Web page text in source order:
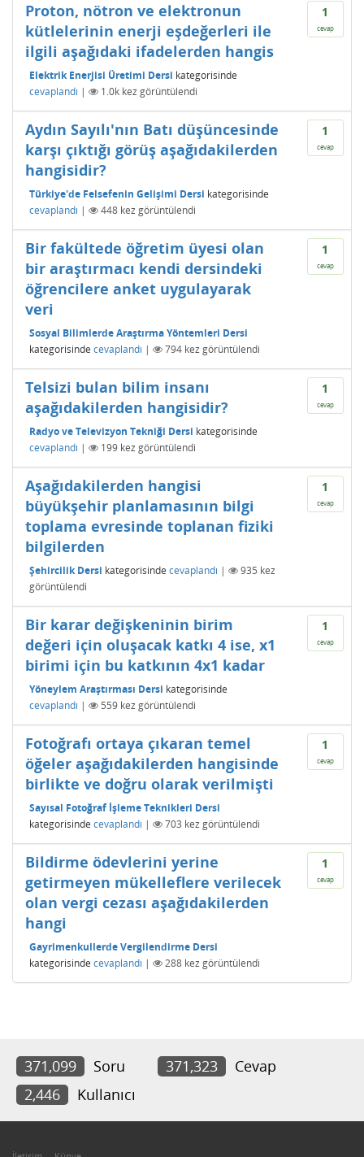
1
cevap
Proton, nötron ve elektronun
kütlelerinin enerji eşdeğerleri ile
ilgili aşağıdaki ifadelerden hangis
Elektrik Enerjisi Üretimi Dersi kategorisinde
cevaplandı | 1.0k kez görüntülendi
1
cevap
Aydın Sayılı'nın Batı düşüncesinde
karşı çıktığı görüş aşağıdakilerden
hangisidir?
Türkiye'de Felsefenin Gelişimi Dersi kategorisinde
cevaplandı | 448 kez görüntülendi
1
cevap
Bir fakültede öğretim üyesi olan
bir araştırmacı kendi dersindeki
öğrencilere anket uygulayarak
veri
Sosyal Bilimlerde Araştırma Yöntemleri Dersi
kategorisinde cevaplandı | 794 kez görüntülendi
1
cevap
Telsizi bulan bilim insanı
aşağıdakilerden hangisidir?
Radyo ve Televizyon Tekniği Dersi kategorisinde
cevaplandı | 199 kez görüntülendi
1
cevap
Aşağıdakilerden hangisi
büyükşehir planlamasının bilgi
toplama evresinde toplanan fiziki
bilgilerden
Şehircilik Dersi kategorisinde cevaplandı | 935 kez
görüntülendi
1
cevap
Bir karar değişkeninin birim
değeri için oluşacak katkı 4 ise, x1
birimi için bu katkının 4x1 kadar
Yöneylem Araştırması Dersi kategorisinde
cevaplandı | 559 kez görüntülendi
1
cevap
Fotoğrafı ortaya çıkaran temel
öğeler aşağıdakilerden hangisinde
birlikte ve doğru olarak verilmişti
Sayısal Fotoğraf İşleme Teknikleri Dersi
kategorisinde cevaplandı | 703 kez görüntülendi
1
cevap
Bildirme ödevlerini yerine
getirmeyen mükelleflere verilecek
olan vergi cezası aşağıdakilerden
hangi
Gayrimenkullerde Vergilendirme Dersi
kategorisinde cevaplandı | 288 kez görüntülendi
371,099 Soru 371,323
Cevap
2,446
Kullanıcı